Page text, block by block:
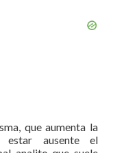
que aumenta la
estar ausente el